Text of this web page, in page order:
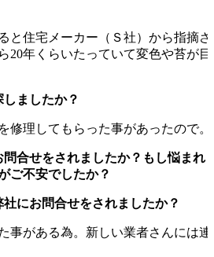
と住宅メーカー（Ｓ社）から指摘さ
20年くらいたっていて変色や苔が目
ましたか？
修理してもらった事があったので。
合せをされましたか？もし悩まれ
ご不安でしたか？
にお問合せをされましたか？
事がある為。新しい業者さんには連